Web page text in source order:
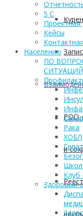
РОО
и
5 С
Проектная
Кейсы
Населению
ПО
СИТУАЦИЙ
Рака
ХОБЛ
Клуб
Здоровый